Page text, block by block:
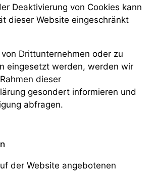
Deaktivierung von Cookies kann
dieser Website eingeschränkt
Drittunternehmen oder zu
eingesetzt werden, werden wir
dieser
gesondert informieren und
abfragen.
der Website angebotenen